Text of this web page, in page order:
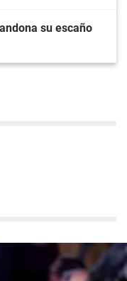
su escaño